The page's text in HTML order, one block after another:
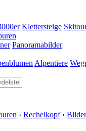
Klettersteige
Panoramabilder
Alpentiere
› Rechelkopf › Bilder